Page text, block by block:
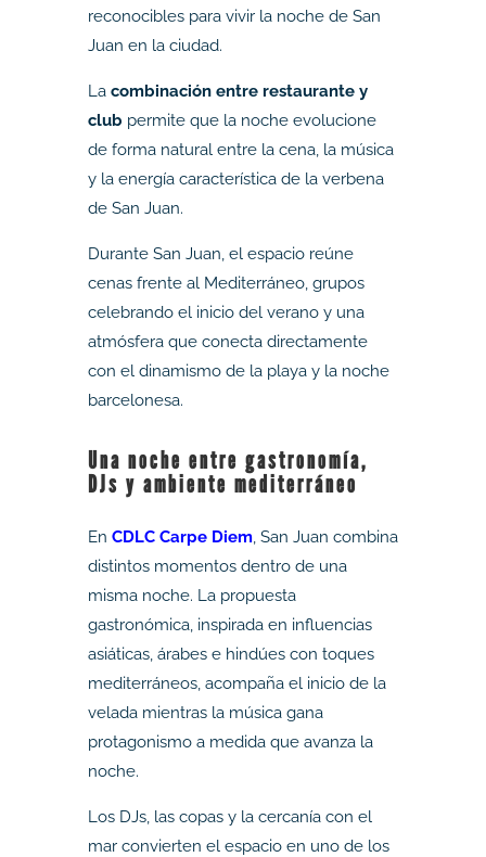
reconocibles para vivir la noche de San
Juan en la ciudad.
La combinación entre restaurante y
club permite que la noche evolucione
de forma natural entre la cena, la música
y la energía característica de la verbena
de San Juan.
Durante San Juan, el espacio reúne
cenas frente al Mediterráneo, grupos
celebrando el inicio del verano y una
atmósfera que conecta directamente
con el dinamismo de la playa y la noche
barcelonesa.
Una noche entre gastronomía,
DJs y ambiente mediterráneo
En CDLC Carpe Diem, San Juan combina
distintos momentos dentro de una
misma noche. La propuesta
gastronómica, inspirada en influencias
asiáticas, árabes e hindúes con toques
mediterráneos, acompaña el inicio de la
velada mientras la música gana
protagonismo a medida que avanza la
noche.
Los DJs, las copas y la cercanía con el
mar convierten el espacio en uno de los